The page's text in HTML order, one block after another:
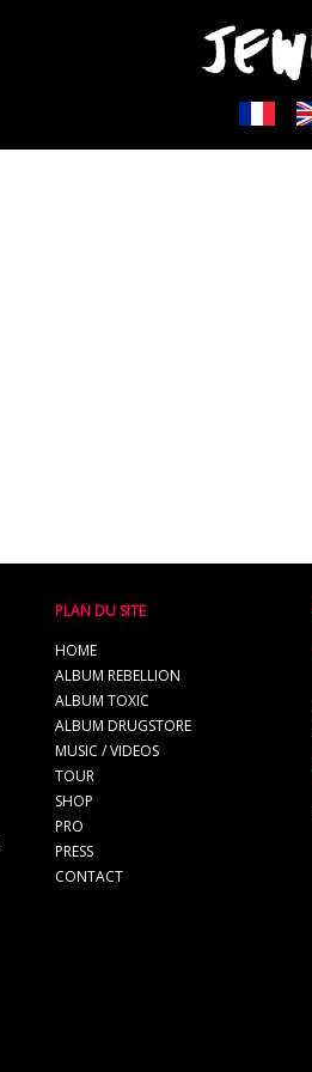
PLAN DU SITE
HOME
ALBUM REBELLION
ALBUM TOXIC
ALBUM DRUGSTORE
MUSIC / VIDEOS
TOUR
SHOP
PRO
PRESS
CONTACT